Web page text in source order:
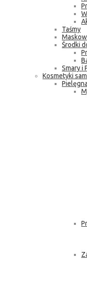
Taśmy
Środki
Smary i
Kosmetyki